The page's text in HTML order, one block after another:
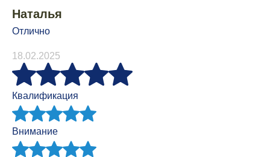
Наталья
Отлично
18.02.2025
Квалификация
Внимание